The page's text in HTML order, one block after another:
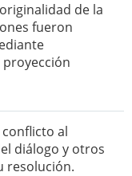
de la
fueron
proyección
al
diálogo y otros
resolución.